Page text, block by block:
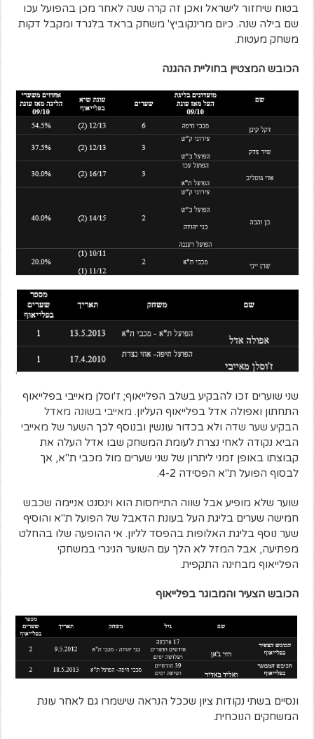
בטוח שיחזור לישראל ואכן זה קרה שנה לאחר מכן בהפועל עכו
שם בילה שנה. כיום מרינקוביץ' משחק בראד בלגרד ומקבל דקות
משחק מעטות.
הכובש המצטיין בחוליית ההגנה
שני שוערים זכו להבקיע בשלב הפלייאוף; ז'וסלן מאייבי בפלייאוף
התחתון ואפולה אדל בפלייאוף העליון. מאייבי בשונה מאדל
הבקיע שער שדה ולא בכדור עונשין ובנוסף לכך השער של מאייבי
הביא נקודה לאחי נצרת לעומת המשחק שבו אדל העלה את
קבוצתו באופן זמני ליתרון של שני שערים מול מכבי ת"א, אך
לבסוף הפועל ת"א הפסידה 4-2.
שוער שלא מופיע אבל שווה התייחסות הוא וינסנט אניימה שכבש
חמישה שערים בליגת העל בעונת הדאבל של הפועל ת"א והוסיף
שער נוסף בליגת האלופות בהפסד לליון. אי ההופעה שלו בהחלט
מפתיעה, אבל המזל לא הלך עם השוער הניגרי במשחקי
הפלייאוף מבחינה התקפית.
הכובש הצעיר והמבוגר בפלייאוף
ונסיים בשתי נקודות ציון שככל הנראה שישמרו גם לאחר עונת
המשחקים הנוכחית.